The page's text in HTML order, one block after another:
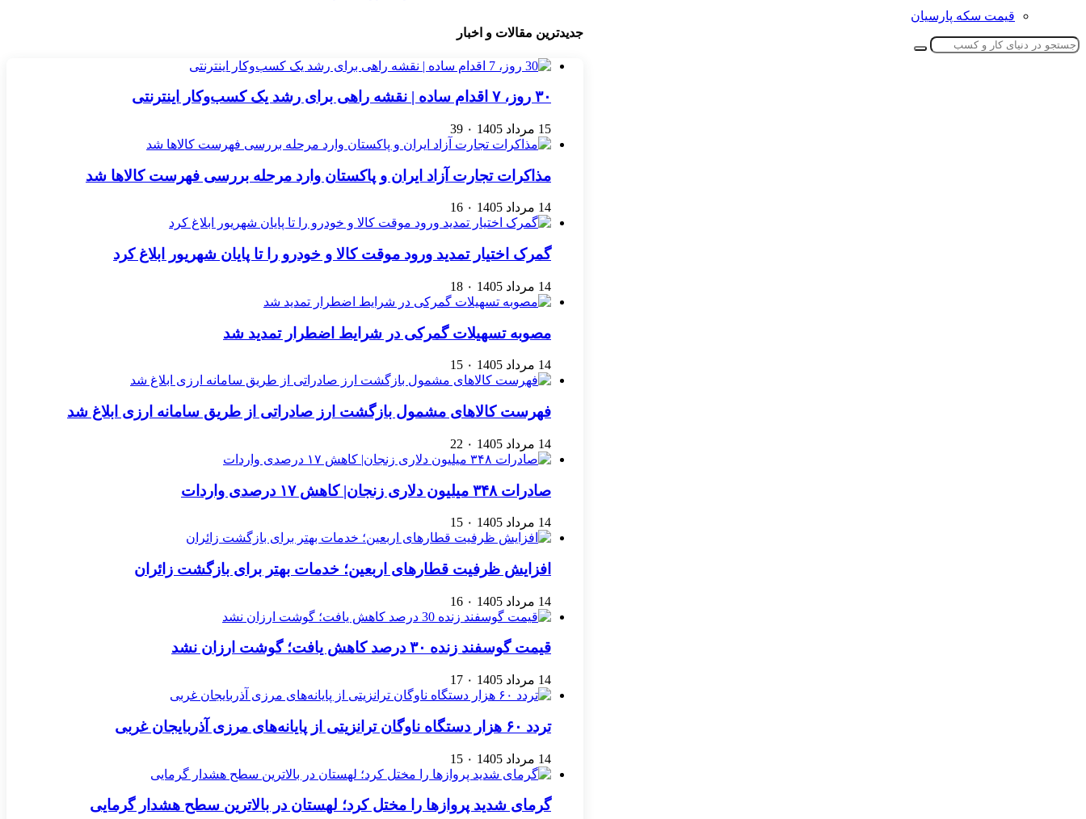
جدیدترین مقالات و اخبار
۳۰ روز، ۷ اقدام ساده | نقشه راهی برای رشد یک کسب‌وکار اینترنتی
15 مرداد 1405 ۰ 39
مذاکرات تجارت آزاد ایران و پاکستان وارد مرحله بررسی فهرست کالاها شد
14 مرداد 1405 ۰ 16
گمرک اختیار تمدید ورود موقت کالا و خودرو را تا پایان شهریور ابلاغ کرد
14 مرداد 1405 ۰ 18
مصوبه تسهیلات گمرکی در شرایط اضطرار تمدید شد
14 مرداد 1405 ۰ 15
فهرست کالاهای مشمول بازگشت ارز صادراتی از طریق سامانه ارزی ابلاغ شد
14 مرداد 1405 ۰ 22
صادرات ۳۴۸ میلیون دلاری زنجان| ‌کاهش ۱۷ درصدی واردات
14 مرداد 1405 ۰ 15
افزایش ظرفیت قطارهای اربعین؛ خدمات بهتر برای بازگشت زائران
14 مرداد 1405 ۰ 16
قیمت گوسفند زنده ۳۰ درصد کاهش یافت؛ گوشت ارزان نشد
14 مرداد 1405 ۰ 17
تردد ۶۰ هزار دستگاه ناوگان ترانزیتی از پایانه‌های مرزی آذربایجان ‌غربی
14 مرداد 1405 ۰ 15
گرمای شدید پروازها را مختل کرد؛ لهستان در بالاترین سطح هشدار گرمایی
قیمت سکه پارسیان